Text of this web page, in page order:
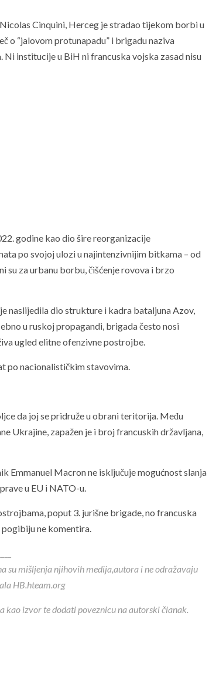
Cinquini, Herceg je stradao tijekom borbi u
o “jalovom protunapadu” i brigadu naziva
Ni institucije u BiH ni francuska vojska zasad nisu
godine kao dio šire reorganizacije
po svojoj ulozi u najintenzivnijim bitkama – od
su za urbanu borbu, čišćenje rovova i brzo
naslijedila dio strukture i kadra bataljuna Azov,
u ruskoj propagandi, brigada često nosi
ugled elitne ofenzivne postrojbe.
po nacionalističkim stavovima.
da joj se pridruže u obrani teritorija. Među
Ukrajine, zapažen je i broj francuskih državljana,
Emmanuel Macron ne isključuje mogućnost slanja
u EU i NATO-u.
poput 3. jurišne brigade, no francuska
pogibiju ne komentira.
su mišljenja njihovih medija,autora i ne odražavaju
HB.hteam.org
kao izvor te dodati poveznicu na autorski članak.